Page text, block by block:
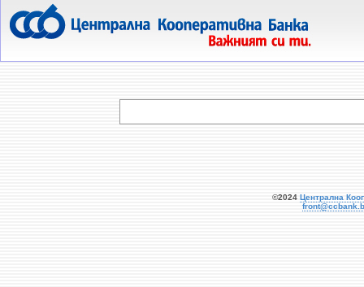
©2024 Централна